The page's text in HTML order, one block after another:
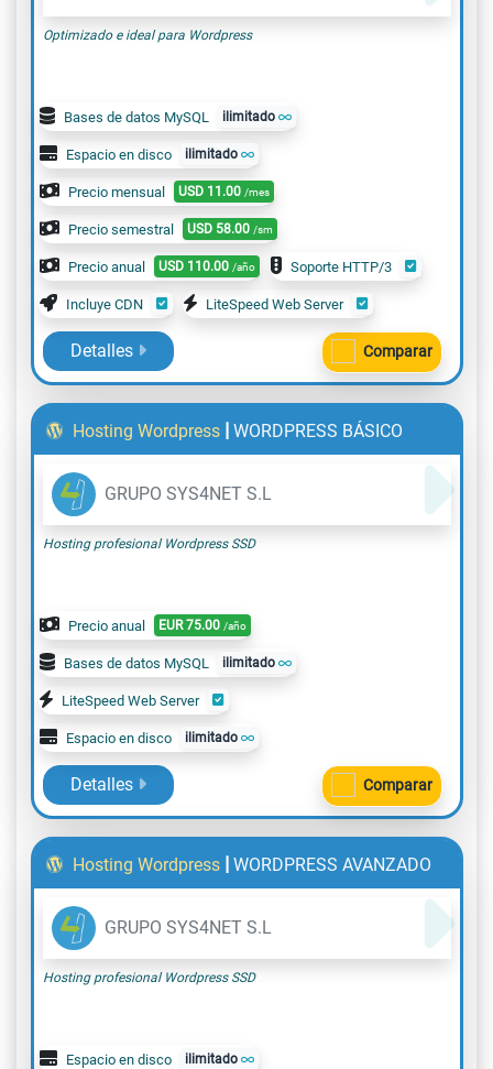
Optimizado e ideal para Wordpress
Bases de datos MySQL ilimitado
Espacio en disco ilimitado
Precio mensual USD 11.00 /mes
Precio semestral USD 58.00 /sm
Precio anual USD 110.00 /año Soporte HTTP/3
Incluye CDN LiteSpeed Web Server
Detalles Comparar
Hosting Wordpress | WORDPRESS BÁSICO
GRUPO SYS4NET S.L
Hosting profesional Wordpress SSD
Precio anual EUR 75.00 /año
Bases de datos MySQL ilimitado
LiteSpeed Web Server
Espacio en disco ilimitado
Detalles Comparar
Hosting Wordpress | WORDPRESS AVANZADO
GRUPO SYS4NET S.L
Hosting profesional Wordpress SSD
Espacio en disco ilimitado